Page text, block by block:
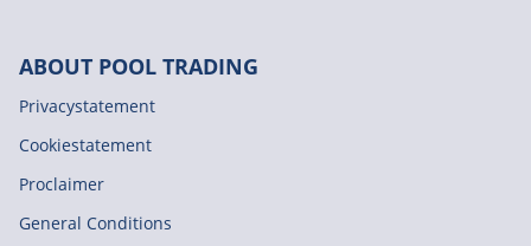
ABOUT POOL TRADING
Privacystatement
Cookiestatement
Proclaimer
General Conditions